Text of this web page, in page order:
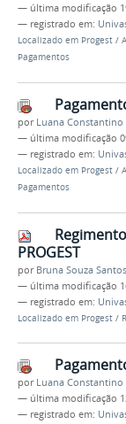
— última modificação
— registrado em:
Localizado em Progest /
Pagamentos
por Luana Constantino
— última modificação
— registrado em:
Localizado em Progest /
Pagamentos
PROGEST
por Bruna Souza
— última modificação
— registrado em:
Localizado em Progest /
por Luana Constantino
— última modificação
— registrado em: